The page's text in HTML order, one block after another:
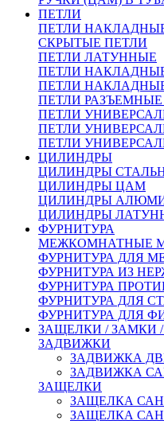
ПЕТЛИ
ПЕТЛИ НАКЛАДНЫЕ
СКРЫТЫЕ ПЕТЛИ
ПЕТЛИ ЛАТУННЫЕ
ПЕТЛИ НАКЛАДНЫЕ
ПЕТЛИ НАКЛАДНЫЕ
ПЕТЛИ
ПЕТЛИ
ПЕТЛИ
ПЕТЛИ
ЦИЛИНДРЫ
ЦИЛИНДРЫ
ЦИЛИНДРЫ ЦАМ
ЦИЛИНДРЫ
ЦИЛИНДРЫ
ФУРНИТУРА
МЕЖКОМНАТНЫЕ
ФУРНИТУРА ДЛЯ
ФУРНИТУРА ИЗ
ФУРНИТУРА
ФУРНИТУРА ДЛЯ
ФУРНИТУРА ДЛЯ
ЗАЩЕЛКИ / ЗАМКИ
ЗАДВИЖКИ
ЗАДВИЖКА
ЗАДВИЖКА
ЗАЩЕЛКИ
ЗАЩЕЛКА
ЗАЩЕЛКА